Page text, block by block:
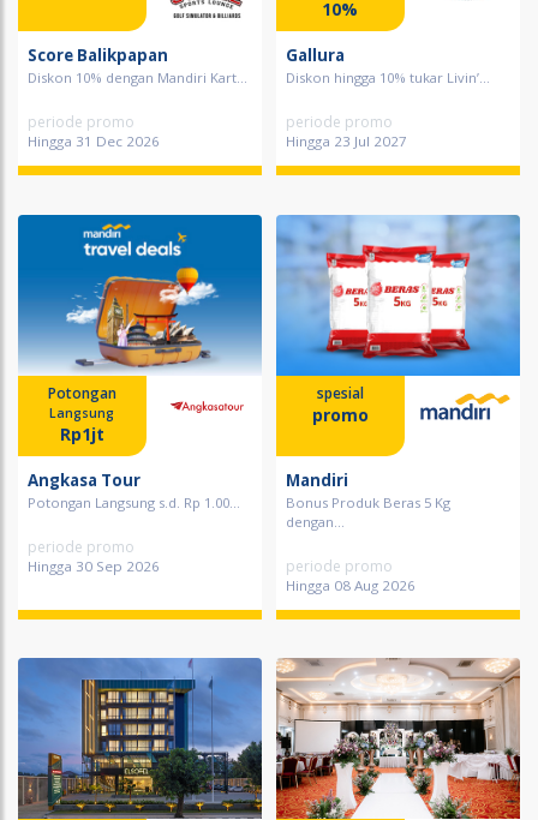
Score Balikpapan
Diskon 10% dengan Mandiri Kart...
periode promo
Hingga 31 Dec 2026
10%
Gallura
Diskon hingga 10% tukar Livin’...
periode promo
Hingga 23 Jul 2027
Potongan
Langsung
Rp1jt
Angkasa Tour
Potongan Langsung s.d. Rp 1.00...
periode promo
Hingga 30 Sep 2026
spesial
promo
Mandiri
Bonus Produk Beras 5 Kg
dengan...
periode promo
Hingga 08 Aug 2026